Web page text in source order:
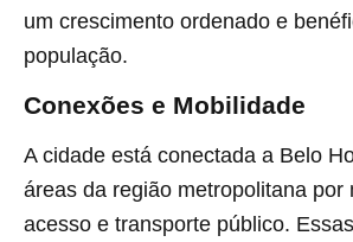
um crescimento ordenado e
população.
Conexões e Mobilidade
A cidade está conectada a Belo
áreas da região metropolitana por
acesso e transporte público.